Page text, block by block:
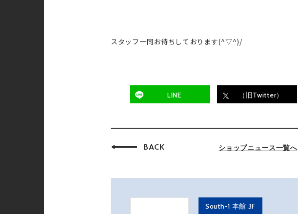
スタッフ一同お待ちしております(^▽^)/
LINE （旧Twitter）
BACK ショップニュース一覧へ
South-1 本館 3F